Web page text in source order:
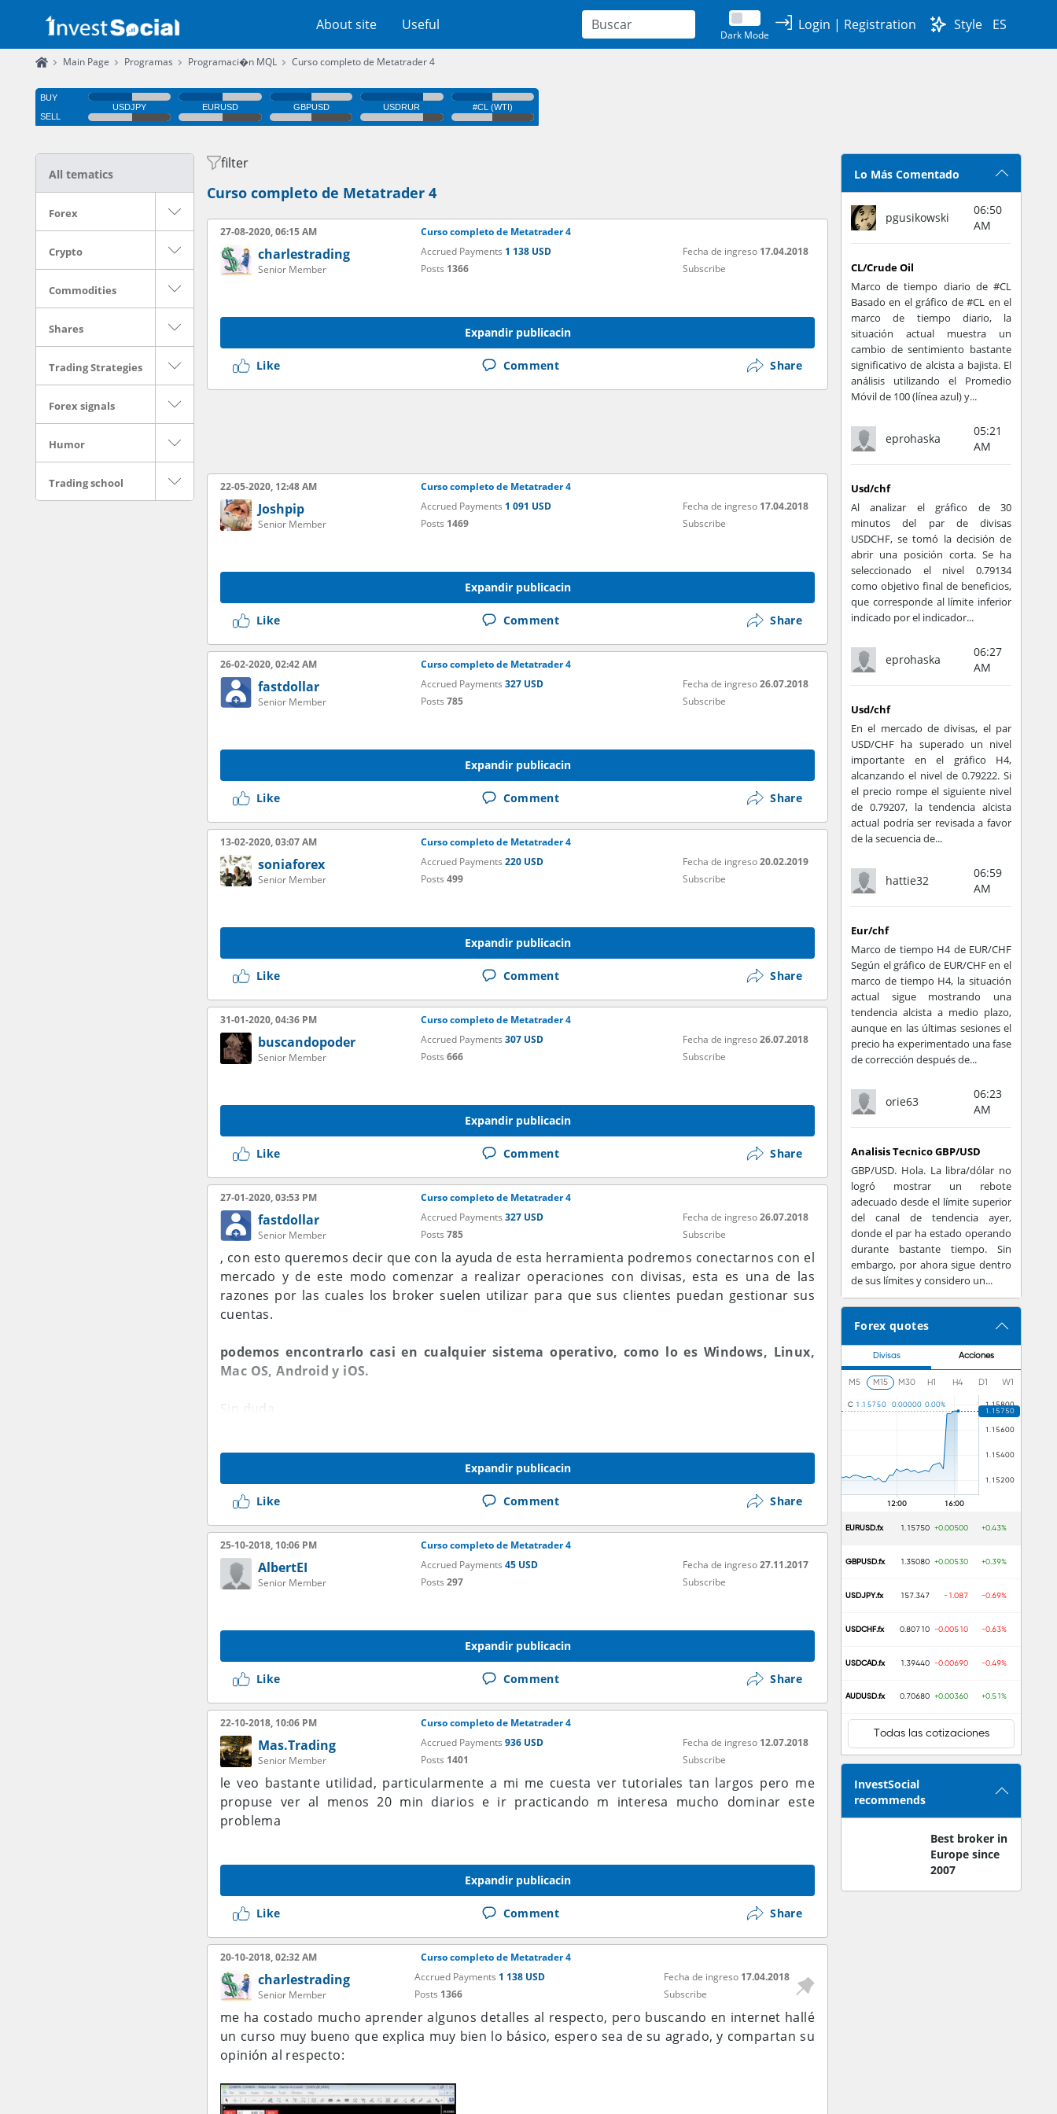
About site Useful
Dark Mode
Login | Registration Style ES
Main Page Programas Programaci�n MQL Curso completo de Metatrader 4
All tematics
Forex
Crypto
Commodities
Shares
Trading Strategies
Forex signals
Humor
Trading school
filter
Curso completo de Metatrader 4
27-08-2020, 06:15 AM Curso completo de Metatrader 4
charlestrading
Senior Member
Accrued Payments 1 138 USD
Posts 1366
Fecha de ingreso 17.04.2018
Subscribe
Expandir publicacin
Like Comment Share
22-05-2020, 12:48 AM Curso completo de Metatrader 4
Joshpip
Senior Member
Accrued Payments 1 091 USD
Posts 1469
Fecha de ingreso 17.04.2018
Subscribe
Expandir publicacin
Like Comment Share
26-02-2020, 02:42 AM Curso completo de Metatrader 4
fastdollar
Senior Member
Accrued Payments 327 USD
Posts 785
Fecha de ingreso26.07.2018
Subscribe
Expandir publicacin
Like Comment Share
13-02-2020, 03:07 AM Curso completo de Metatrader 4
soniaforex
Senior Member
Accrued Payments 220 USD
Posts 499
Fecha de ingreso20.02.2019
Subscribe
Expandir publicacin
Like Comment Share
31-01-2020, 04:36 PM Curso completo de Metatrader 4
buscandopoder
Senior Member
Accrued Payments 307 USD
Posts 666
Fecha de ingreso26.07.2018
Subscribe
Expandir publicacin
Like Comment Share
27-01-2020, 03:53 PM Curso completo de Metatrader 4
fastdollar
Senior Member
Accrued Payments 327 USD
Posts 785
Fecha de ingreso26.07.2018
Subscribe
, con esto queremos decir que con la ayuda de esta herramienta podremos conectarnos con el
mercado y de este modo comenzar a realizar operaciones con divisas, esta es una de las
razones por las cuales los broker suelen utilizar para que sus clientes puedan gestionar sus
cuentas.
podemos encontrarlo casi en cualquier sistema operativo, como lo es Windows, Linux,
Mac OS, Android y iOS.
Sin duda
Expandir publicacin
Like Comment Share
25-10-2018, 10:06 PM Curso completo de Metatrader 4
AlbertEI
Senior Member
Accrued Payments 45 USD
Posts 297
Fecha de ingreso27.11.2017
Subscribe
Expandir publicacin
Like Comment Share
22-10-2018, 10:06 PM Curso completo de Metatrader 4
Mas.Trading
Senior Member
Accrued Payments 936 USD
Posts 1401
Fecha de ingreso 12.07.2018
Subscribe
le veo bastante utilidad, particularmente a mi me cuesta ver tutoriales tan largos pero me
propuse ver al menos 20 min diarios e ir practicando m interesa mucho dominar este
problema
Expandir publicacin
Like Comment Share
20-10-2018, 02:32 AM Curso completo de Metatrader 4
charlestrading
Senior Member
Accrued Payments 1 138 USD
Posts 1366
Fecha de ingreso 17.04.2018
Subscribe
me ha costado mucho aprender algunos detalles al respecto, pero buscando en internet hallé
un curso muy bueno que explica muy bien lo básico, espero sea de su agrado, y compartan su
opinión al respecto:
Lo Más Comentado
pgusikowski
06:50
AM
CL/Crude Oil
Marco de tiempo diario de #CL
Basado en el gráfico de #CL en el
marco de tiempo diario, la
situación actual muestra un
cambio de sentimiento bastante
significativo de alcista a bajista. El
análisis utilizando el Promedio
Móvil de 100 (línea azul) y...
eprohaska
05:21
AM
Usd/chf
Al analizar el gráfico de 30
minutos del par de divisas
USDCHF, se tomó la decisión de
abrir una posición corta. Se ha
seleccionado el nivel 0.79134
como objetivo final de beneficios,
que corresponde al límite inferior
indicado por el indicador...
eprohaska
06:27
AM
Usd/chf
En el mercado de divisas, el par
USD/CHF ha superado un nivel
importante en el gráfico H4,
alcanzando el nivel de 0.79222. Si
el precio rompe el siguiente nivel
de 0.79207, la tendencia alcista
actual podría ser revisada a favor
de la secuencia de...
hattie32
06:59
AM
Eur/chf
Marco de tiempo H4 de EUR/CHF
Según el gráfico de EUR/CHF en el
marco de tiempo H4, la situación
actual sigue mostrando una
tendencia alcista a medio plazo,
aunque en las últimas sesiones el
precio ha experimentado una fase
de corrección después de...
orie63
06:23
AM
Analisis Tecnico GBP/USD
GBP/USD. Hola. La libra/dólar no
logró mostrar un rebote
adecuado desde el límite superior
del canal de tendencia ayer,
donde el par ha estado operando
durante bastante tiempo. Sin
embargo, por ahora sigue dentro
de sus límites y considero un...
Forex quotes
Divisas Acciones
M5 M15 M30 H1 H4 D1 W1
C 1 .1 5 7 50 0.00000 0.00%
EURUSD.fx 1.15750 +0.00500 +0.43%
GBPUSD.fx 1.35080 +0.00530 +0.39%
USDJPY.fx 157.347 -1.087 -0.69%
USDCHF.fx 0.80710 -0.00510 -0.63%
USDCAD.fx 1.39440 -0.00690 -0.49%
AUDUSD.fx 0.70680 +0.00360 +0.51%
Todas las cotizaciones
InvestSocial
recommends
Best broker in
Europe since
2007